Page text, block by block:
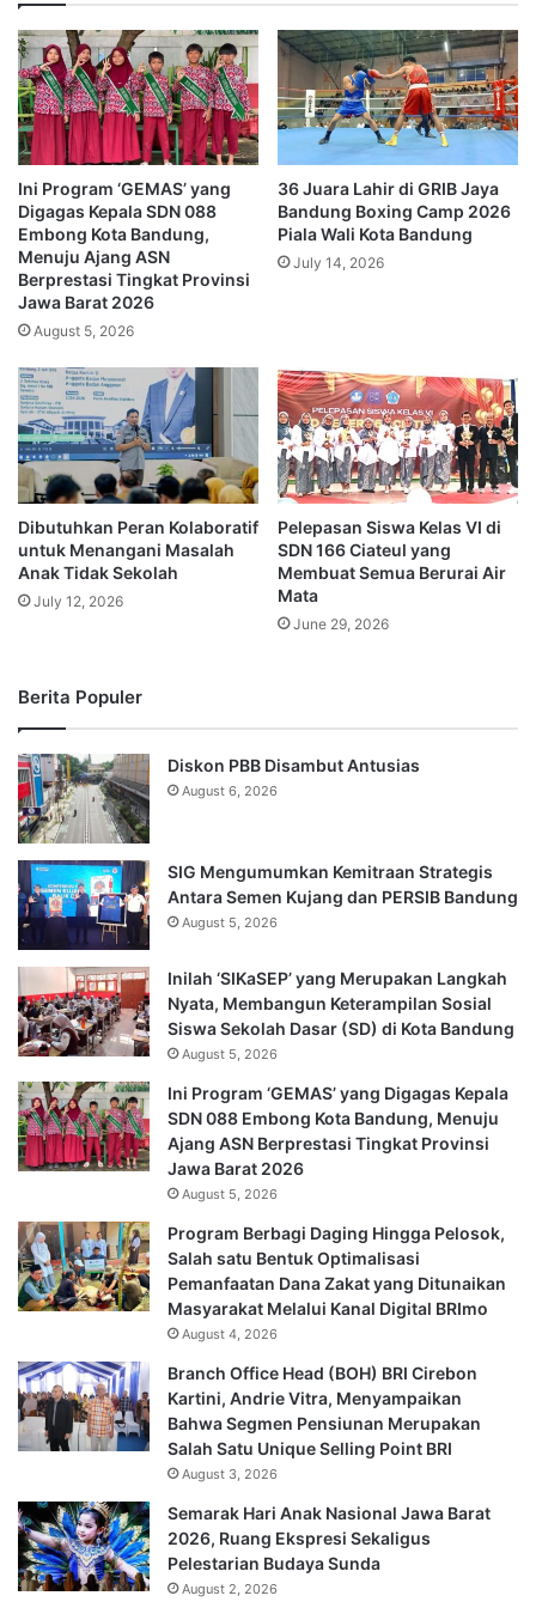
Ini Program ‘GEMAS’ yang
Digagas Kepala SDN 088
Embong Kota Bandung,
Menuju Ajang ASN
Berprestasi Tingkat Provinsi
Jawa Barat 2026
August 5, 2026
36 Juara Lahir di GRIB Jaya
Bandung Boxing Camp 2026
Piala Wali Kota Bandung
July 14, 2026
Dibutuhkan Peran Kolaboratif
untuk Menangani Masalah
Anak Tidak Sekolah
July 12, 2026
Pelepasan Siswa Kelas VI di
SDN 166 Ciateul yang
Membuat Semua Berurai Air
Mata
June 29, 2026
Berita Populer
Diskon PBB Disambut Antusias
August 6, 2026
SIG Mengumumkan Kemitraan Strategis
Antara Semen Kujang dan PERSIB Bandung
August 5, 2026
Inilah ‘SIKaSEP’ yang Merupakan Langkah
Nyata, Membangun Keterampilan Sosial
Siswa Sekolah Dasar (SD) di Kota Bandung
August 5, 2026
Ini Program ‘GEMAS’ yang Digagas Kepala
SDN 088 Embong Kota Bandung, Menuju
Ajang ASN Berprestasi Tingkat Provinsi
Jawa Barat 2026
August 5, 2026
Program Berbagi Daging Hingga Pelosok,
Salah satu Bentuk Optimalisasi
Pemanfaatan Dana Zakat yang Ditunaikan
Masyarakat Melalui Kanal Digital BRImo
August 4, 2026
Branch Office Head (BOH) BRI Cirebon
Kartini, Andrie Vitra, Menyampaikan
Bahwa Segmen Pensiunan Merupakan
Salah Satu Unique Selling Point BRI
August 3, 2026
Semarak Hari Anak Nasional Jawa Barat
2026, Ruang Ekspresi Sekaligus
Pelestarian Budaya Sunda
August 2, 2026